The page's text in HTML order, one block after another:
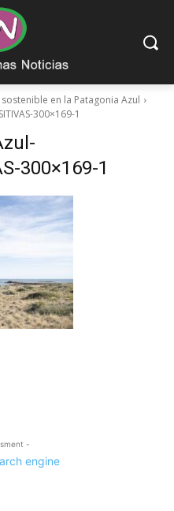
en la Patagonia Azul
300×169-1
300×169-1
-